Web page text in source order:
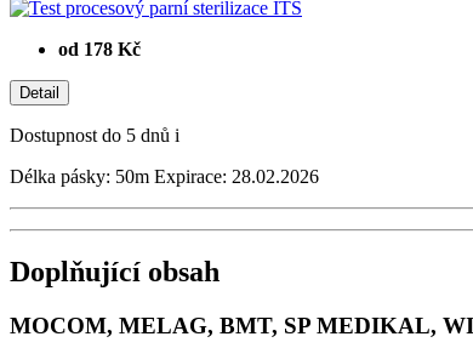
od 178 Kč
Dostupnost do 5 dnů i
Délka pásky: 50m Expirace: 28.02.2026
Doplňující obsah
MOCOM, MELAG, BMT, SP MEDIKAL,